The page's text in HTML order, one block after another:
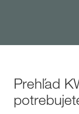
Prehľad